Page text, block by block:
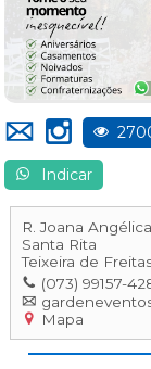
Indicar
R. Joana
Santa Rita
Teixeira de
(073) 99157-
Mapa